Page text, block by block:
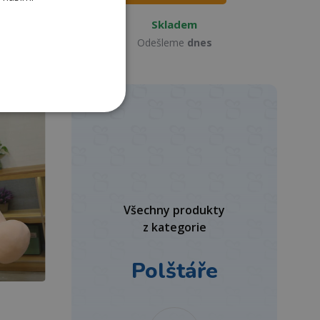
Skladem
Odešleme dnes
Všechny produkty
z kategorie
Polštáře